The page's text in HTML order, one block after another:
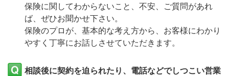
保険に関してわからないこと、不安、ご質問があれ
ば、ぜひお聞かせ下さい。
保険のプロが、基本的な考え方から、お客様にわかり
やすく丁寧にお話しさせていただきます。
相談後に契約を迫られたり、電話などでしつこい営業